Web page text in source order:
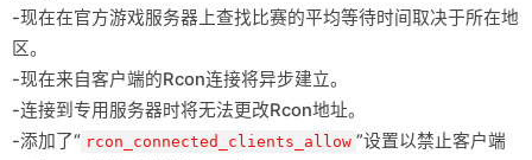
-现在在官方游戏服务器上查找比赛的平均等待时间取决于所在地
区。
-现在来自客户端的Rcon连接将异步建立。
-连接到专用服务器时将无法更改Rcon地址。
-添加了“ rcon_connected_clients_allow ”设置以禁止客户端